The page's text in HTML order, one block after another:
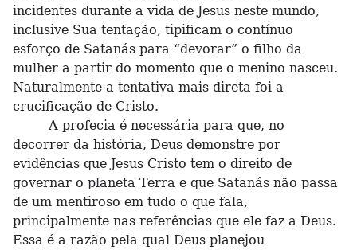
incidentes durante a vida de Jesus neste mundo,
inclusive Sua tentação, tipificam o contínuo
esforço de Satanás para “devorar” o filho da
mulher a partir do momento que o menino nasceu.
Naturalmente a tentativa mais direta foi a
crucificação de Cristo.
A profecia é necessária para que, no
decorrer da história, Deus demonstre por
evidências que Jesus Cristo tem o direito de
governar o planeta Terra e que Satanás não passa
de um mentiroso em tudo o que fala,
principalmente nas referências que ele faz a Deus.
Essa é a razão pela qual Deus planejou